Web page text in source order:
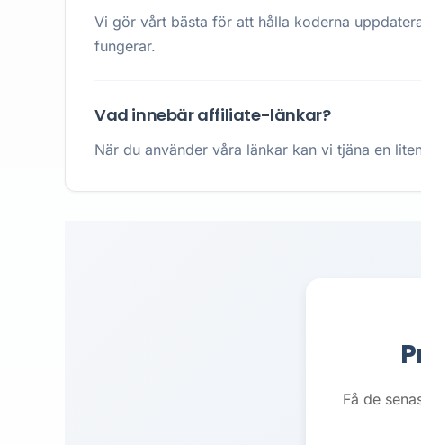
Vi gör vårt bästa för att hålla koderna
fungerar.
Vad innebär affiliate-länkar?
När du använder våra länkar kan vi tjäna en
Få de